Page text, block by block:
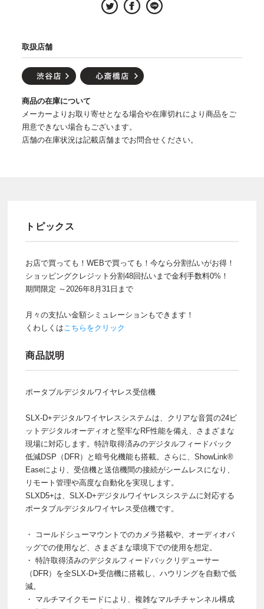
取扱店舗
商品の在庫について
メーカーよりお取り寄せとなる場合や在庫切れにより商品をご
用意できない場合もございます。
店舗の在庫状況は記載店舗までお問合せください。
トピックス
お店で買っても！WEBで買っても！今なら分割払いがお得！
ショッピングクレジット分割48回払いまで金利手数料0%！
期間限定 ～2026年8月31日まで
月々の支払い金額シミュレーションもできます！
くわしくはこちらをクリック
商品説明
ポータブルデジタルワイヤレス受信機
SLX-D+デジタルワイヤレスシステムは、クリアな音質の24ビ
ットデジタルオーディオと堅牢なRF性能を備え、さまざまな
現場に対応します。特許取得済みのデジタルフィードバック
低減DSP（DFR）と暗号化機能も搭載。さらに、ShowLink®
Easeにより、受信機と送信機間の接続がシームレスになり、
リモート管理や高度な自動化を実現します。
SLXD5+は、SLX-D+デジタルワイヤレスシステムに対応する
ポータブルデジタルワイヤレス受信機です。
・ コールドシューマウントでのカメラ搭載や、オーディオバ
ッグでの使用など、さまざまな環境下での使用を想定。
・ 特許取得済みのデジタルフィードバックリデューサー
（DFR）を全SLX-D+受信機に搭載し、ハウリングを自動で低
減。
・ マルチマイクモードにより、複雑なマルチチャンネル構成